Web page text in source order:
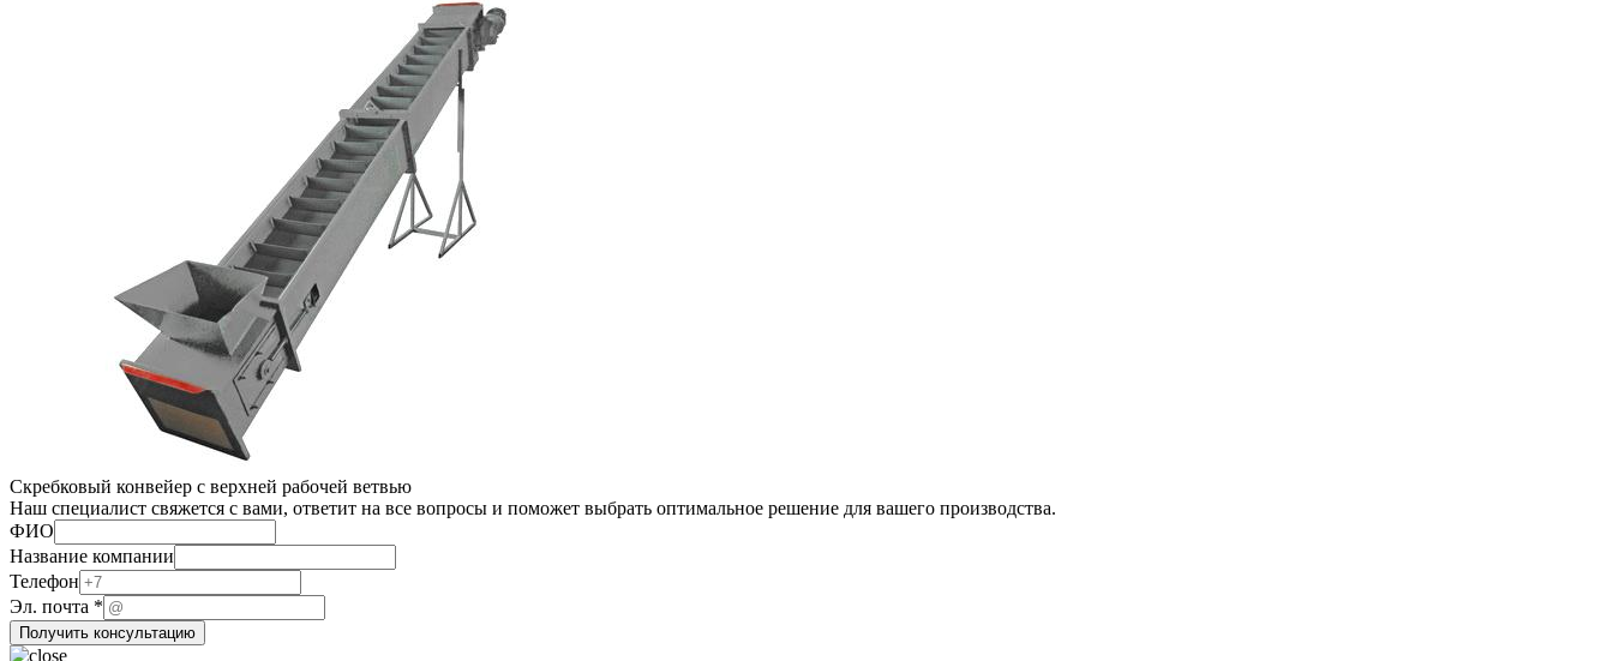
Скребковый конвейер с верхней рабочей ветвью
Наш специалист свяжется с вами, ответит на все вопросы и поможет выбрать оптимальное решение для вашего производства.
ФИО
Название компании
Телефон
Эл.
Телефон
компании
Эл. почта *
Получить консультацию